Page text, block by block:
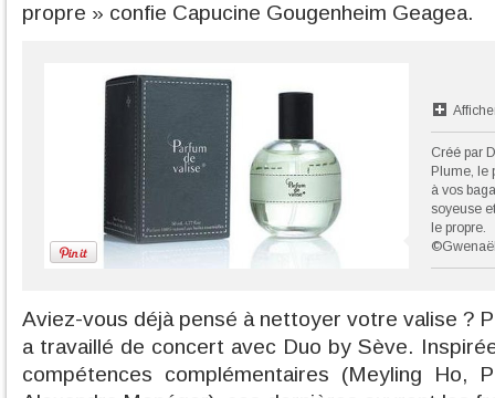
propre » confie Capucine Gougenheim Geagea.
Créé par
Plume, le
à vos
soyeuse
le propre.
Aviez-vous déjà pensé à nettoyer votre valise ?
a travaillé de concert avec Duo by Sève.
compétences complémentaires (Meyling Ho,